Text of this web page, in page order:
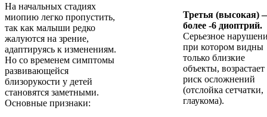
На начальных стадиях
миопию легко пропустить,
так как малыши редко
жалуются на зрение,
адаптируясь к изменениям.
Но со временем симптомы
развивающейся
близорукости у детей
становятся заметными.
Основные признаки:
Третья (высокая)
более -6 диоптрий.
Серьезное
при котором видны
только близкие
объекты, возрастает
риск осложнений
(отслойка сетчатки,
глаукома).